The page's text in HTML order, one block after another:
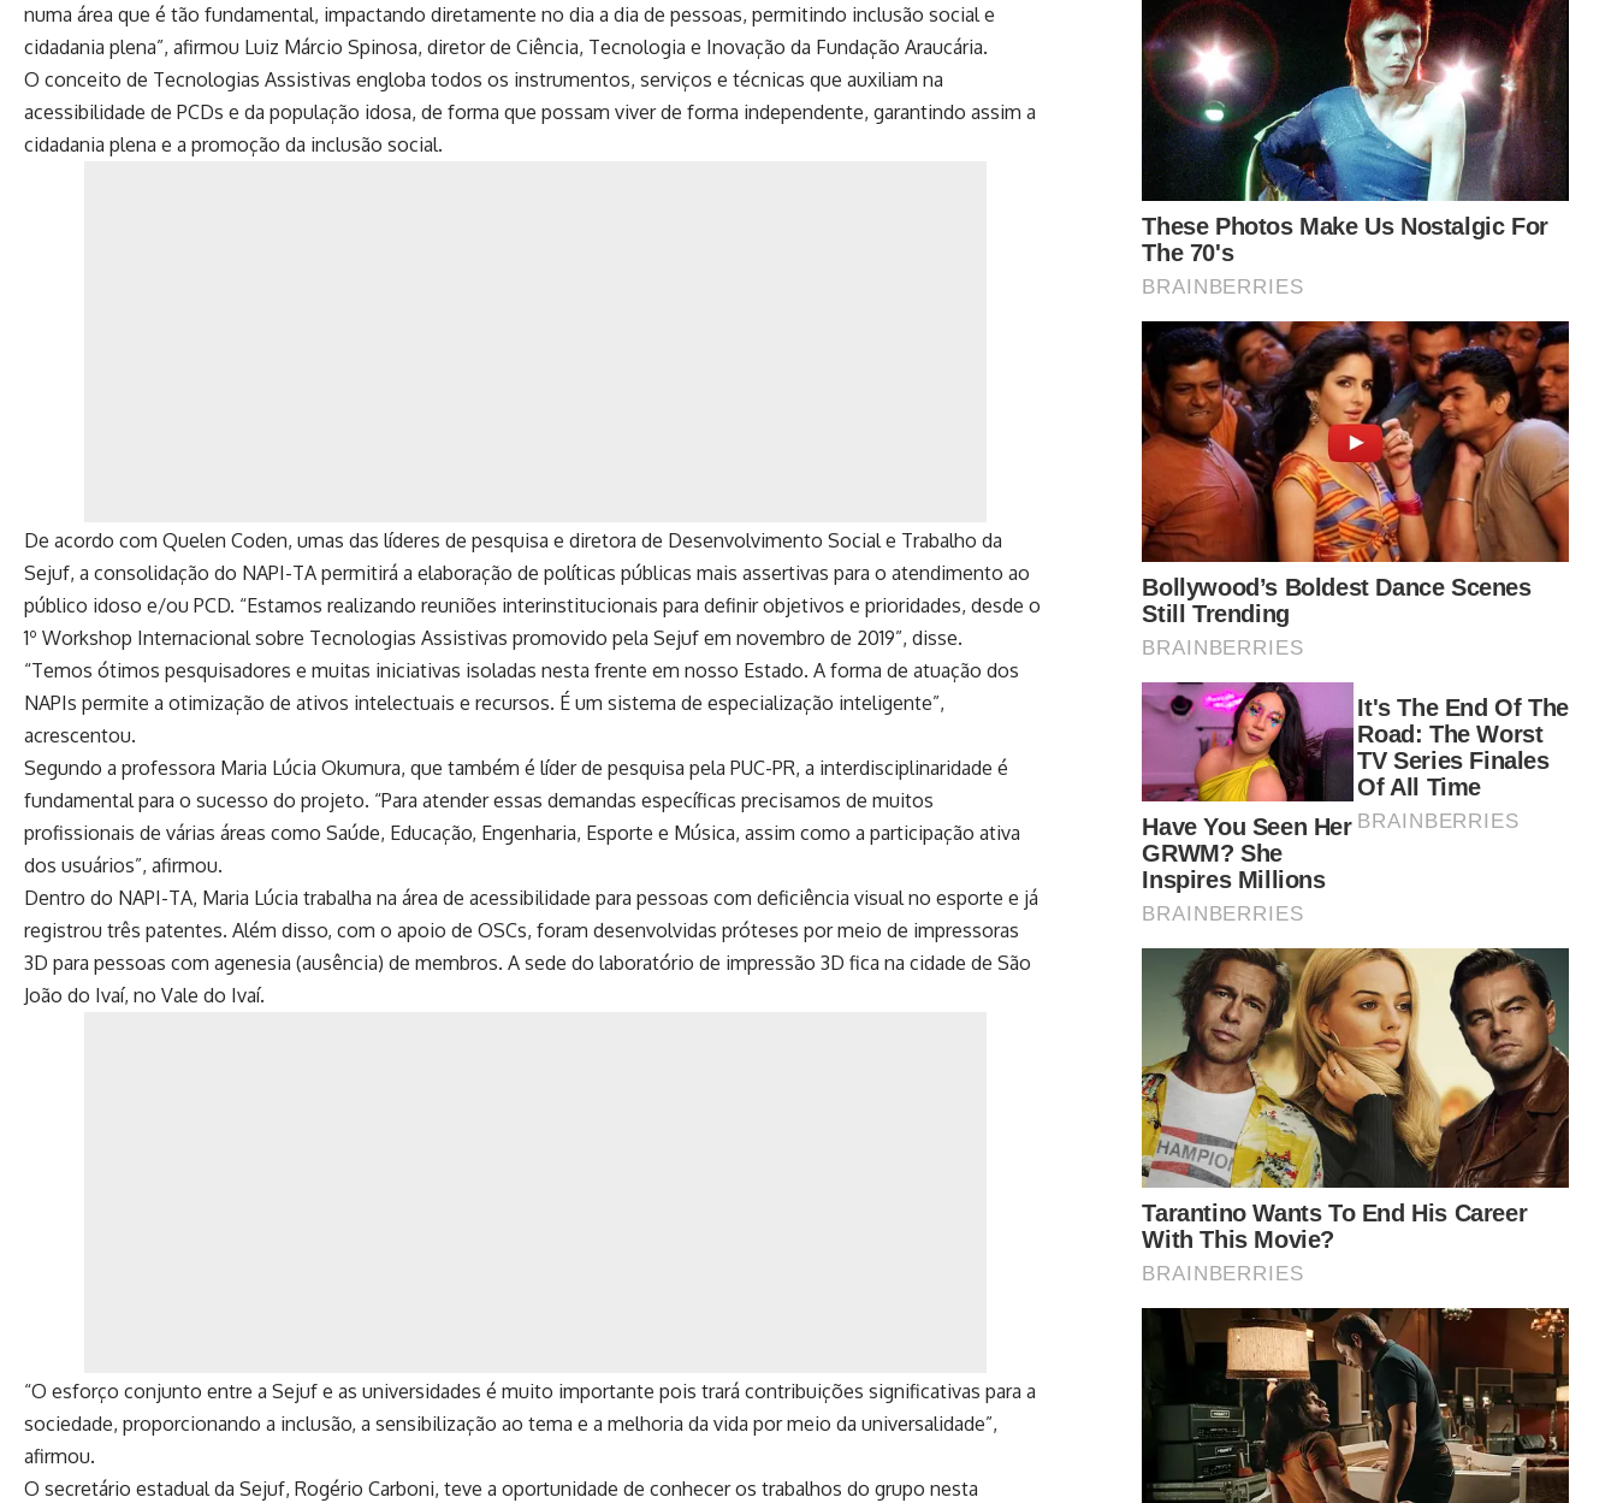
numa área que é tão fundamental, impactando diretamente no dia a dia de pessoas, permitindo inclusão social e
cidadania plena”, afirmou Luiz Márcio Spinosa, diretor de Ciência, Tecnologia e Inovação da Fundação Araucária.
O conceito de Tecnologias Assistivas engloba todos os instrumentos, serviços e técnicas que auxiliam na
acessibilidade de PCDs e da população idosa, de forma que possam viver de forma independente, garantindo assim a
cidadania plena e a promoção da inclusão social.
De acordo com Quelen Coden, umas das líderes de pesquisa e diretora de Desenvolvimento Social e Trabalho da
Sejuf, a consolidação do NAPI-TA permitirá a elaboração de políticas públicas mais assertivas para o atendimento ao
público idoso e/ou PCD. “Estamos realizando reuniões interinstitucionais para definir objetivos e prioridades, desde o
1º Workshop Internacional sobre Tecnologias Assistivas promovido pela Sejuf em novembro de 2019”, disse.
“Temos ótimos pesquisadores e muitas iniciativas isoladas nesta frente em nosso Estado. A forma de atuação dos
NAPIs permite a otimização de ativos intelectuais e recursos. É um sistema de especialização inteligente”,
acrescentou.
Segundo a professora Maria Lúcia Okumura, que também é líder de pesquisa pela PUC-PR, a interdisciplinaridade é
fundamental para o sucesso do projeto. “Para atender essas demandas específicas precisamos de muitos
profissionais de várias áreas como Saúde, Educação, Engenharia, Esporte e Música, assim como a participação ativa
dos usuários”, afirmou.
Dentro do NAPI-TA, Maria Lúcia trabalha na área de acessibilidade para pessoas com deficiência visual no esporte e já
registrou três patentes. Além disso, com o apoio de OSCs, foram desenvolvidas próteses por meio de impressoras
3D para pessoas com agenesia (ausência) de membros. A sede do laboratório de impressão 3D fica na cidade de São
João do Ivaí, no Vale do Ivaí.
“O esforço conjunto entre a Sejuf e as universidades é muito importante pois trará contribuições significativas para a
sociedade, proporcionando a inclusão, a sensibilização ao tema e a melhoria da vida por meio da universalidade”,
afirmou.
O secretário estadual da Sejuf, Rogério Carboni, teve a oportunidade de conhecer os trabalhos do grupo nesta